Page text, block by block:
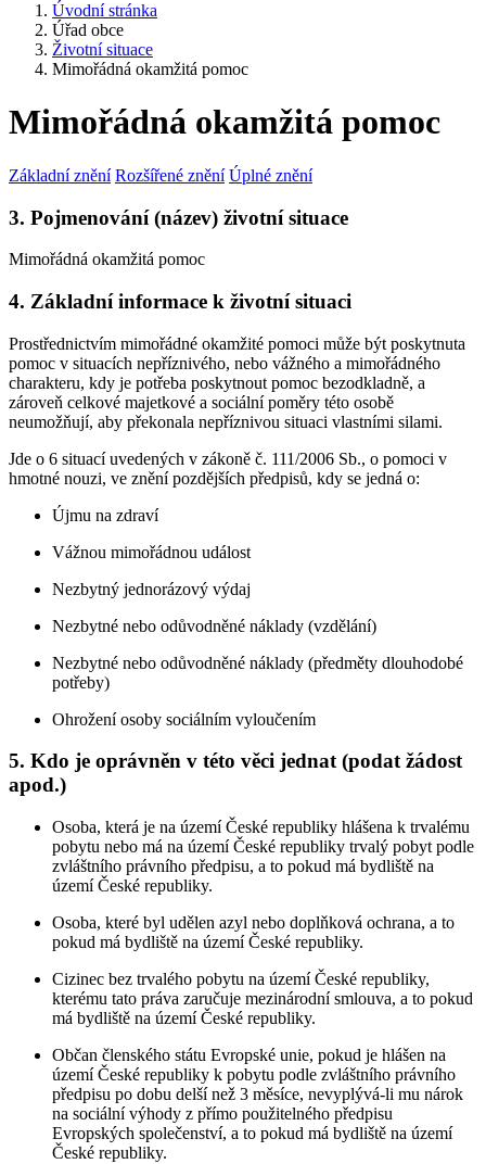
Úvodní stránka
Úřad obce
Životní situace
Mimořádná okamžitá pomoc
Mimořádná okamžitá pomoc
Základní znění Rozšířené znění Úplné znění
3. Pojmenování (název) životní situace
Mimořádná okamžitá pomoc
4. Základní informace k životní situaci
Prostřednictvím mimořádné okamžité pomoci může být poskytnuta
pomoc v situacích nepříznivého, nebo vážného a mimořádného
charakteru, kdy je potřeba poskytnout pomoc bezodkladně, a
zároveň celkové majetkové a sociální poměry této osobě
neumožňují, aby překonala nepříznivou situaci vlastními silami.
Jde o 6 situací uvedených v zákoně č. 111/2006 Sb., o pomoci v
hmotné nouzi, ve znění pozdějších předpisů, kdy se jedná o:
Újmu na zdraví
Vážnou mimořádnou událost
Nezbytný jednorázový výdaj
Nezbytné nebo odůvodněné náklady (vzdělání)
Nezbytné nebo odůvodněné náklady (předměty dlouhodobé
potřeby)
Ohrožení osoby sociálním vyloučením
5. Kdo je oprávněn v této věci jednat (podat žádost
apod.)
Osoba, která je na území České republiky hlášena k trvalému
pobytu nebo má na území České republiky trvalý pobyt podle
zvláštního právního předpisu, a to pokud má bydliště na
území České republiky.
Osoba, které byl udělen azyl nebo doplňková ochrana, a to
pokud má bydliště na území České republiky.
Cizinec bez trvalého pobytu na území České republiky,
kterému tato práva zaručuje mezinárodní smlouva, a to pokud
má bydliště na území České republiky.
Občan členského státu Evropské unie, pokud je hlášen na
území České republiky k pobytu podle zvláštního právního
předpisu po dobu delší než 3 měsíce, nevyplývá-li mu nárok
na sociální výhody z přímo použitelného předpisu
Evropských společenství, a to pokud má bydliště na území
České republiky.